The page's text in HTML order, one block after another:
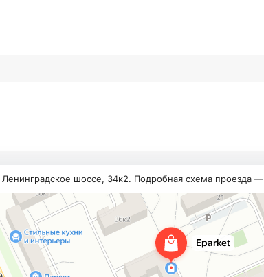
шоссе, 34к2. Подробная схема проезда —